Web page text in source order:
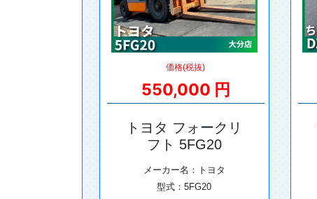
価格(税抜)
550,000 円
トヨタ フォークリ
フト 5FG20
メーカー名：トヨタ
型式：5FG20